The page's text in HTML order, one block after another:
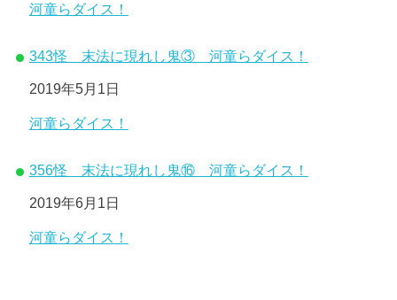
関連理由
河童らダイス！
343怪 末法に現れし鬼③ 河童らダイス！
日付
2019年5月1日
関連理由
河童らダイス！
356怪 末法に現れし鬼⑯ 河童らダイス！
日付
2019年6月1日
関連理由
河童らダイス！